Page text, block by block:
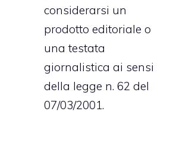
considerarsi un
prodotto editoriale o
una testata
giornalistica ai sensi
della legge n. 62 del
07/03/2001.